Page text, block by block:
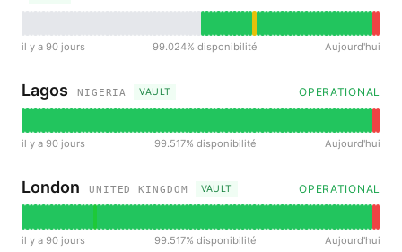
il y a 90 jours 99.024% disponibilité Aujourd'hui
Lagos NIGERIA VAULT OPERATIONAL
il y a 90 jours 99.517% disponibilité Aujourd'hui
London UNITED KINGDOM VAULT OPERATIONAL
il y a 90 jours 99.517% disponibilité Aujourd'hui